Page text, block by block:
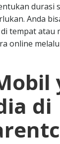
durasi
Anda
tempat atau
online
di